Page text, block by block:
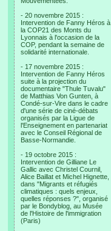
- 20 novembre 2015 :
Intervention de Fanny Héros à
la COP21 des Monts du
Lyonnais à l'occasion de la
COP, pendant la semaine de
solidarité internationale.
- 17 novembre 2015 :
Intervention de Fanny Héros
suite à la projection du
documentaire "Thule Tuvalu"
de Matthias Von Gunten, à
Condé-sur-Vire dans le cadre
d'une série de ciné-débats
organisés par la Ligue de
l'Enseignement en partenariat
avec le Conseil Régional de
Basse-Normandie.
- 19 octobre 2015 :
Intervention de Gilliane Le
Gallic avec Christel Cournil,
Alice Baillat et Michel Hignette,
dans "Migrants et réfugiés
climatiques : quels enjeux,
quelles réponses ?", organisé
par le Bondyblog, au Musée
de l'Histoire de l'immigration
(Paris)